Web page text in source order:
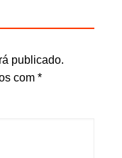
publicado.
com *